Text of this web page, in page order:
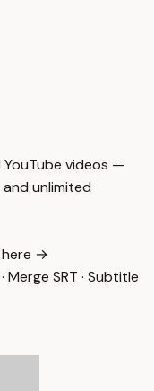
videos —
unlimited
here →
· Merge SRT · Subtitle